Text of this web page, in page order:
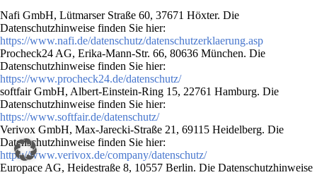
Nafi GmbH, Lütmarser Straße 60, 37671 Höxter. Die
Datenschutzhinweise finden Sie hier:
https://www.nafi.de/datenschutz/datenschutzerklaerung.asp
Procheck24 AG, Erika-Mann-Str. 66, 80636 München. Die
Datenschutzhinweise finden Sie hier:
https://www.procheck24.de/datenschutz/
softfair GmbH, Albert-Einstein-Ring 15, 22761 Hamburg. Die
Datenschutzhinweise finden Sie hier:
https://www.softfair.de/datenschutz/
Verivox GmbH, Max-Jarecki-Straße 21, 69115 Heidelberg. Die
Datenschutzhinweise finden Sie hier:
https://www.verivox.de/company/datenschutz/
Europace AG, Heidestraße 8, 10557 Berlin. Die Datenschutzhinweise